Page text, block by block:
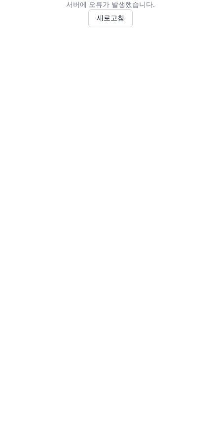
서버에 오류가 발생했습니다.
새로고침